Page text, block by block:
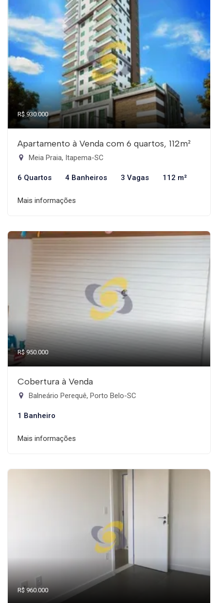
R$ 930.000
Apartamento à Venda com 6 quartos, 112m²
Meia Praia, Itapema-SC
6 Quartos 4 Banheiros 3 Vagas 112 m²
Mais informações
R$ 950.000
Cobertura à Venda
Balneário Perequê, Porto Belo-SC
1 Banheiro
Mais informações
R$ 960.000